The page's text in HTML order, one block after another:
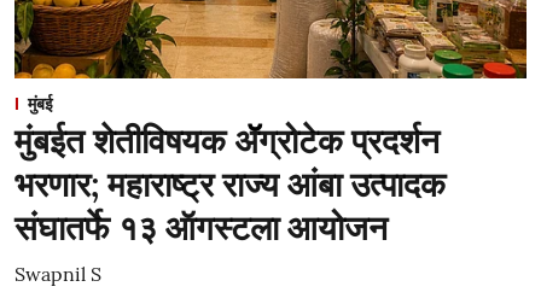
मुंबई
मुंबईत शेतीविषयक ॲॅग्रोटेक प्रदर्शन
भरणार; महाराष्ट्र राज्य आंबा उत्पादक
संघातर्फे १३ ऑगस्टला आयोजन
Swapnil S